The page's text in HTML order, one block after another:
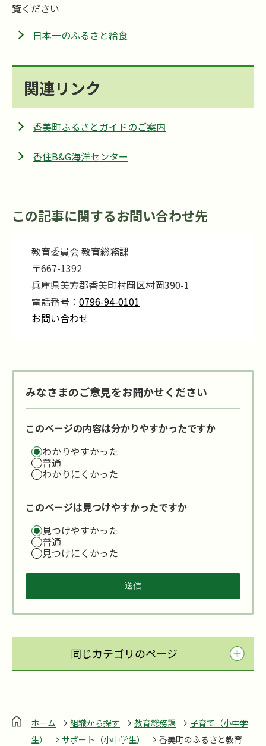
覧ください
日本一のふるさと給食
関連リンク
香美町ふるさとガイドのご案内
香住B&G海洋センター
この記事に関するお問い合わせ先
教育委員会 教育総務課
〒667-1392
兵庫県美方郡香美町村岡区村岡390-1
電話番号： 0796-94-0101
お問い合わせ
みなさまのご意見をお聞かせください
このページの内容は分かりやすかったですか
わかりやすかった
普通
わかりにくかった
このページは見つけやすかったですか
見つけやすかった
普通
見つけにくかった
同じカテゴリのページ
ホーム 組織から探す 教育総務課
子育て（小中学
生）
サポート（小中学生） 香美町のふるさと教育